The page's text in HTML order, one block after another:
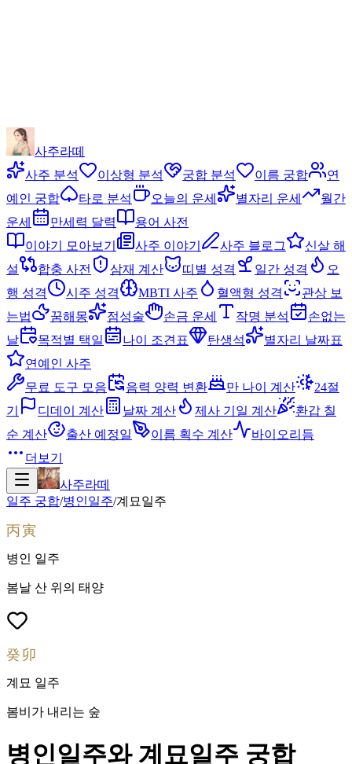
사주라떼
사주 분석
이상형 분석 궁합 분석 이름 궁합
연
예인 궁합
타로 분석 오늘의 운세 별자리 운세
월간
운세
만세력 달력
용어 사전
이야기 모아보기
사주 이야기 사주 블로그
신살 해
설
합충 사전 삼재 계산 띠별 성격 일간 성격
오
행 성격
시주 성격 MBTI 사주 혈액형 성격
관상 보
는법
꿈해몽 점성술 손금 운세 작명 분석
손없는
날
목적별 택일 나이 조견표 탄생석
별자리 날짜표
연예인 사주
무료 도구 모음
음력 양력 변환 만 나이 계산
24절
기
디데이 계산 날짜 계산 제사 기일 계산
환갑 칠
순 계산
출산 예정일 이름 획수 계산
바이오리듬
더보기
사주라떼
일주 궁합/병인일주/계묘 일주
丙寅
병인 일주
봄날 산 위의 태양
癸卯
계묘 일주
봄비가 내리는 숲
병인일주와 계묘일주 궁합